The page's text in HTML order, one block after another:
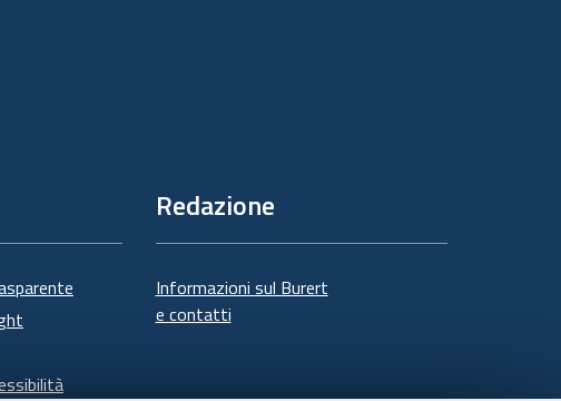
Redazione
Informazioni sul Burert
e contatti